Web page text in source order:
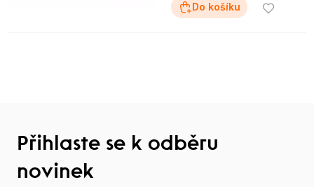
Do košíku
Přihlaste se k odběru
novinek